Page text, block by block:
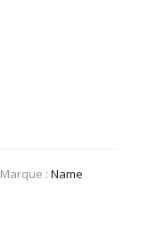
Marque : Name